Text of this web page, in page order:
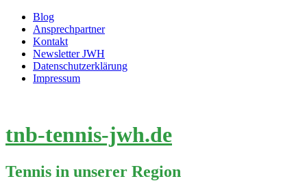
Blog
Ansprechpartner
Kontakt
Newsletter JWH
Datenschutzerklärung
Impressum
tnb-tennis-jwh.de
Tennis in unserer Region